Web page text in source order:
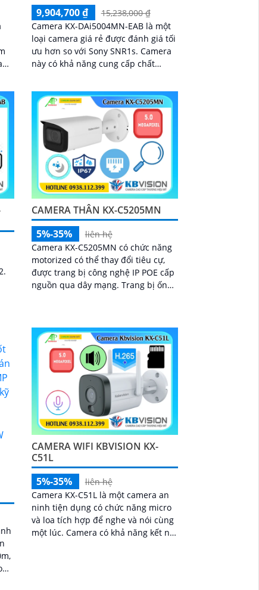
9,904,700 ₫
15,238,000 ₫
Camera KX-DAi5004MN-EAB là một
loại camera giá rẻ được đánh giá tối
ưu hơn so với Sony SNR1s. Camera
này có khả năng cung cấp chất
với khoảng cách hồng ngoại lên đến
40m
CAMERA THÂN KX-C5205MN
5%-35%
liên hệ
Camera KX-C5205MN có chức năng
motorized có thể thay đổi tiêu cự,
được trang bị công nghệ IP POE cấp
nguồn qua dây mạng. Trang bị ống
CAMERA WIFI KBVISION KX-
C51L
5%-35%
liên hệ
Camera KX-C51L là một camera an
ninh tiện dụng có chức năng micro
và loa tích hợp để nghe và nói cùng
một lúc. Camera có khả năng kết nối